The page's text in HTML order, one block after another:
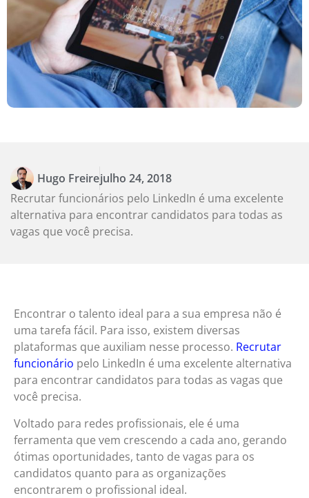
Hugo Freirejulho 24, 2018
Recrutar funcionários pelo LinkedIn é uma excelente
alternativa para encontrar candidatos para todas as
vagas que você precisa.
Encontrar o talento ideal para a sua empresa não é
uma tarefa fácil. Para isso, existem diversas
plataformas que auxiliam nesse processo. Recrutar
funcionário pelo LinkedIn é uma excelente alternativa
para encontrar candidatos para todas as vagas que
você precisa.
Voltado para redes profissionais, ele é uma
ferramenta que vem crescendo a cada ano, gerando
ótimas oportunidades, tanto de vagas para os
candidatos quanto para as organizações
encontrarem o profissional ideal.